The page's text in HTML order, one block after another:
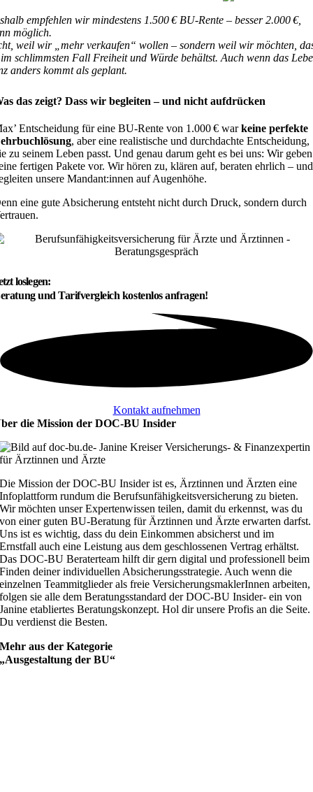
empfehlen wir mindestens 1.500 € BU-Rente – besser 2.000 €,
möglich.
weil wir „mehr verkaufen“ wollen – sondern weil wir möchten,
schlimmsten Fall Freiheit und Würde behältst. Auch wenn das
anders kommt als geplant.
das zeigt? Dass wir begleiten – und nicht aufdrücken
Entscheidung für eine BU-Rente von 1.000 € warkeine perfekte
, aber eine realistische und durchdachte Entscheidung,
zu seinem Leben passt. Und genau darum geht es bei uns: Wir geben
fertigen Pakete vor. Wir hören zu, klären auf, beraten ehrlich – und
unsere Mandant:innen auf Augenhöhe.
eine gute Absicherung entsteht nicht durch Druck, sondern durch
loslegen:
und Tarifvergleich kostenlos anfragen!
Kontakt aufnehmen
die Mission der DOC-BU Insider
Die Mission der DOC-BU Insider ist es, Ärztinnen und Ärzten eine
Infoplattform rundum die Berufsunfähigkeitsversicherung zu bieten.
Wir möchten unser Expertenwissen teilen, damit du erkennst, was du
von einer guten BU-Beratung für Ärztinnen und Ärzte erwarten darfst.
Uns ist es wichtig, dass du dein Einkommen absicherst und im
Ernstfall auch eine Leistung aus dem geschlossenen Vertrag erhältst.
Das DOC-BU Beraterteam hilft dir gern digital und professionell beim
Finden deiner individuellen Absicherungsstrategie. Auch wenn die
einzelnen Teammitglieder als freie VersicherungsmaklerInnen arbeiten,
folgen sie alle dem Beratungsstandard der DOC-BU Insider- ein von
Janine etabliertes Beratungskonzept. Hol dir unsere Profis an die Seite.
Du verdienst die Besten.
Mehr aus der Kategorie
„Ausgestaltung der BU“